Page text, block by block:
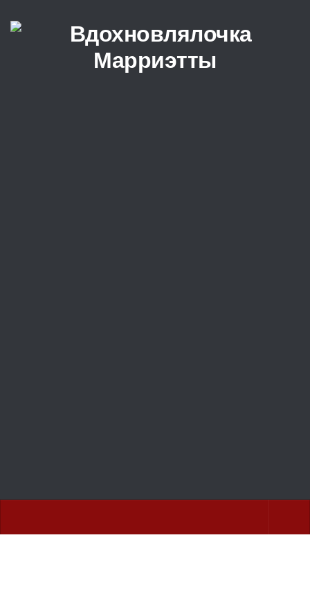
Перейти к содержимому